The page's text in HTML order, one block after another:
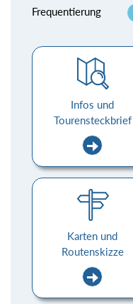
Frequentierung
Infos und
Tourensteckbrief
Karten und
Routenskizze